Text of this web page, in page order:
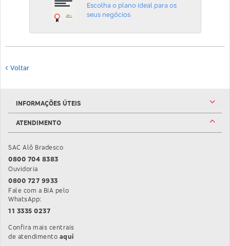
Escolha o plano ideal para os
seus negócios
Voltar
INFORMAÇÕES ÚTEIS
ATENDIMENTO
SAC Alô Bradesco
0800 704 8383
Ouvidoria
0800 727 9933
Fale com a BIA pelo
WhatsApp:
11 3335 0237
Confira mais centrais
de atendimento Confira mais informações sobre as Centrais de
aqui